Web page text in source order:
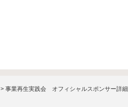
> 事業再生実践会 オフィシャルスポンサー詳細